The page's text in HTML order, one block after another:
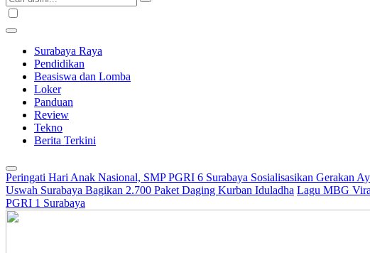
Surabaya Raya
Pendidikan
Beasiswa dan Lomba
Loker
Panduan
Review
Tekno
Berita Terkini
Peringati Hari Anak Nasional, SMP PGRI 6 Surabaya Sosialisasikan Gerakan
Uswah Surabaya Bagikan 2.700 Paket Daging Kurban Iduladha Lagu MBG
PGRI 1 Surabaya